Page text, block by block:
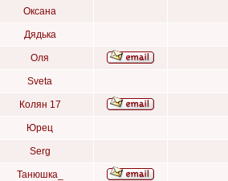
Оксана
Дядька
Оля
Sveta
Колян 17
Юрец
Serg
Танюшка_